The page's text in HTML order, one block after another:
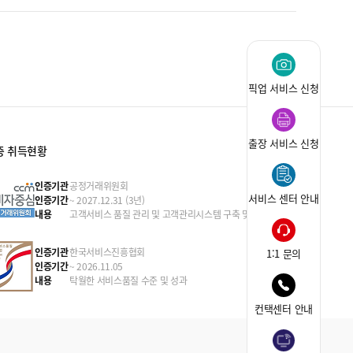
픽업 서비스 신청
출장 서비스 신청
서비스 센터 안내
1:1 문의
컨택센터 안내
취득현황
인증기관공정거래위원회
인증기간~ 2027.12.31 (3년)
내용
고객서비스 품질 관리 및 고객관리시스템 구축 및 운영
인증기관한국서비스진흥협회
인증기간~ 2026.11.05
내용
탁월한 서비스품질 수준 및 성과